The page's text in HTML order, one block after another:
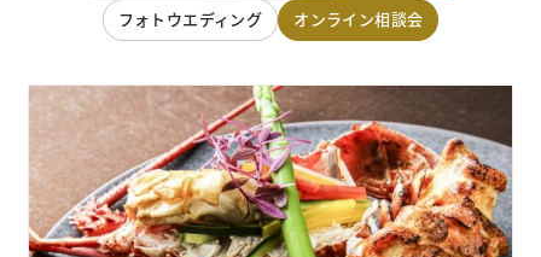
フォトウエディング
オンライン相談会